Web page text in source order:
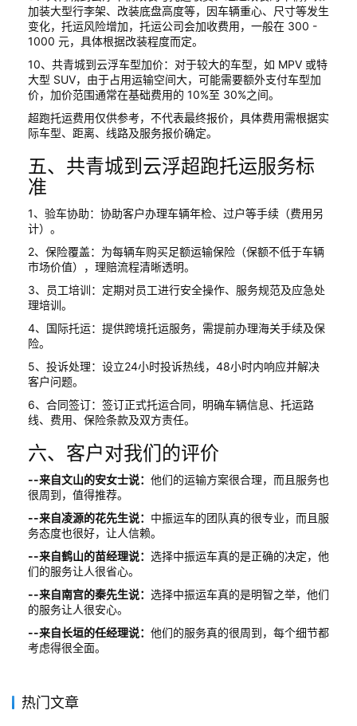
加装大型行李架、改装底盘高度等，因车辆重心、尺寸等发生
变化，托运风险增加，托运公司会加收费用，一般在 300 -
1000 元，具体根据改装程度而定。
10、共青城到云浮车型加价：对于较大的车型，如 MPV 或特
大型 SUV，由于占用运输空间大，可能需要额外支付车型加
价，加价范围通常在基础费用的 10%至 30%之间。
超跑托运费用仅供参考，不代表最终报价，具体费用需根据实
际车型、距离、线路及服务报价确定。
五、共青城到云浮超跑托运服务标
准
1、验车协助：协助客户办理车辆年检、过户等手续（费用另
计）。
2、保险覆盖：为每辆车购买足额运输保险（保额不低于车辆
市场价值），理赔流程清晰透明。
3、员工培训：定期对员工进行安全操作、服务规范及应急处
理培训。
4、国际托运：提供跨境托运服务，需提前办理海关手续及保
险。
5、投诉处理：设立24小时投诉热线，48小时内响应并解决
客户问题。
6、合同签订：签订正式托运合同，明确车辆信息、托运路
线、费用、保险条款及双方责任。
六、客户对我们的评价
--来自文山的安女士说： 他们的运输方案很合理，而且服务也
很周到，值得推荐。
--来自凌源的花先生说： 中振运车的团队真的很专业，而且服
务态度也很好，让人信赖。
--来自鹤山的苗经理说： 选择中振运车真的是正确的决定，他
们的服务让人很省心。
--来自南宫的秦先生说： 选择中振运车真的是明智之举，他们
的服务让人很安心。
--来自长垣的任经理说： 他们的服务真的很周到，每个细节都
考虑得很全面。
热门文章